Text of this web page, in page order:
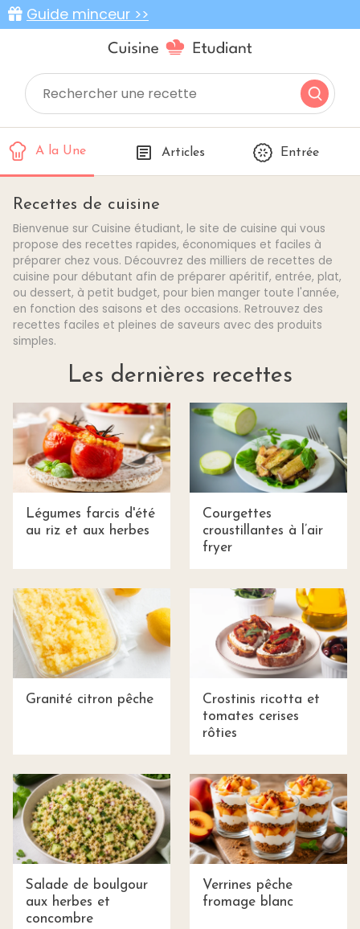
Guide minceur >>
A la Une Articles Entrée
Recettes de cuisine
Bienvenue sur Cuisine étudiant, le site de cuisine qui vous
propose des recettes rapides, économiques et faciles à
préparer chez vous. Découvrez des milliers de recettes de
cuisine pour débutant afin de préparer apéritif, entrée, plat,
ou dessert, à petit budget, pour bien manger toute l'année,
en fonction des saisons et des occasions. Retrouvez des
recettes faciles et pleines de saveurs avec des produits
simples.
Les dernières recettes
Légumes farcis d'été
au riz et aux herbes
Courgettes
croustillantes à l’air
fryer
Granité citron pêche
Crostinis ricotta et
tomates cerises
rôties
Salade de boulgour
aux herbes et
concombre
Verrines pêche
fromage blanc